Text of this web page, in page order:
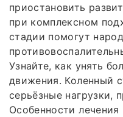
приостановить
при комплексном
стадии помогут
Узнайте, как унять
движения. Коленный
серьёзные нагрузки,
Особенности лечения